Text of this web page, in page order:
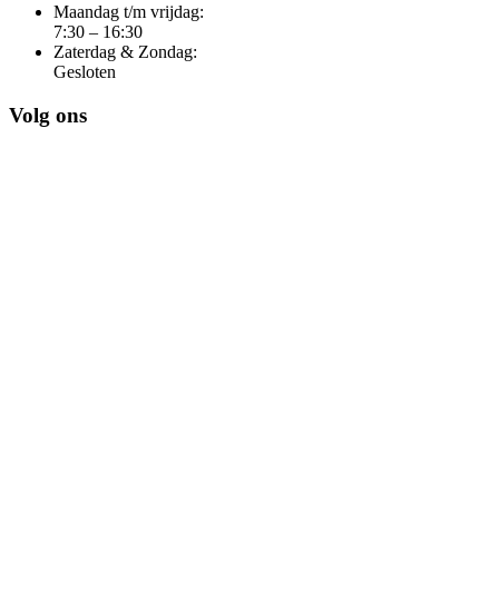
Maandag t/m vrijdag:
7:30 – 16:30
Zaterdag & Zondag:
Gesloten
Volg ons